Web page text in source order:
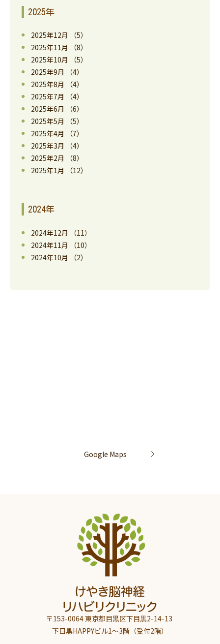
2025年
2025年12月
（5）
2025年11月
（8）
2025年10月
（5）
2025年9月
（4）
2025年8月
（4）
2025年7月
（4）
2025年6月
（6）
2025年5月
（5）
2025年4月
（7）
2025年3月
（4）
2025年2月
（8）
2025年1月
（12）
2024年
2024年12月
（11）
2024年11月
（10）
2024年10月
（2）
Google Maps
〒153-0064 東京都目黒区下目黒2-14-13
下目黒HAPPYビル1～3階（受付2階）